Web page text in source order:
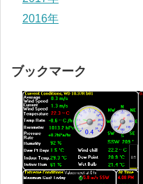
2016年
ブックマーク